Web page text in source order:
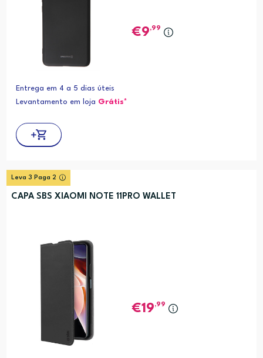
9,99
Entrega em 4 a 5 dias úteis
Levantamento em loja Grátis*
Leva 3 Paga 2
CAPA SBS XIAOMI NOTE 11PRO WALLET
19,99